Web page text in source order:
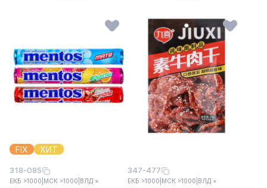
FIX ХИТ
318-085
ЕКБ >1000 МСК >1000 ВЛД ×
347-477
ЕКБ >1000 МСК >1000 ВЛД ×